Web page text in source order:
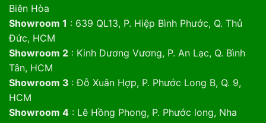
Biên Hòa
Showroom 1 : 639 QL13, P. Hiệp Bình Phước, Q. Thủ
Đức, HCM
Showroom 2: Kinh Dương Vương, P. An Lạc, Q. Bình
Tân, HCM
Showroom 3 : Đỗ Xuân Hợp, P. Phước Long B, Q. 9,
HCM
Showroom 4: Lê Hồng Phong, P. Phước long, Nha